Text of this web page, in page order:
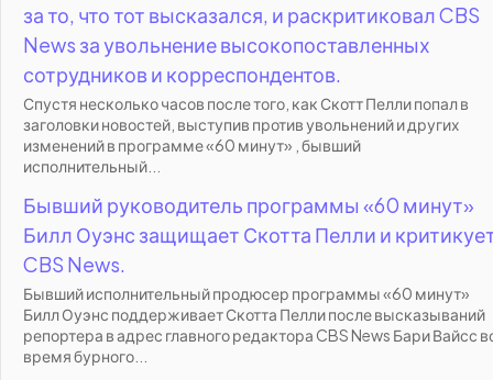
за то, что тот высказался, и раскритиковал CBS
News за увольнение высокопоставленных
сотрудников и корреспондентов.
Спустя несколько часов после того, как Скотт Пелли попал в
заголовки новостей, выступив против увольнений и других
изменений в программе «60 минут» , бывший
исполнительный...
Бывший руководитель программы «60 минут»
Билл Оуэнс защищает Скотта Пелли и
CBS News.
Бывший исполнительный продюсер программы «60 минут»
Билл Оуэнс поддерживает Скотта Пелли после высказываний
репортера в адрес главного редактора CBS News Бари Вайсс
время бурного...